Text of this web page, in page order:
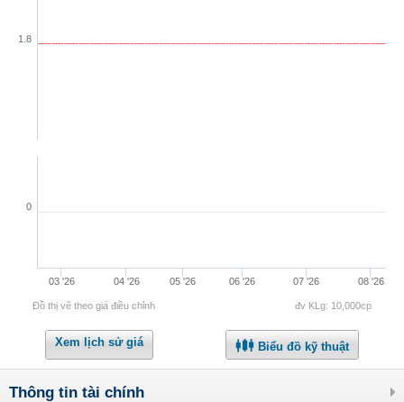
03 '26 04 '26 05 '26 06 '26 07 '26 08 '26
1.8
0
Đồ thị vẽ theo giá điều chỉnh đv KLg: 10,000cp
Xem lịch sử giá Biểu đồ kỹ thuật
Thông tin tài chính